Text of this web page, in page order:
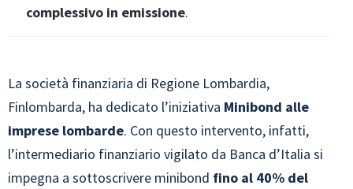
complessivo in emissione.
La società finanziaria di Regione Lombardia,
Finlombarda, ha dedicato l’iniziativa Minibond alle
imprese lombarde. Con questo intervento, infatti,
l’intermediario finanziario vigilato da Banca d’Italia si
impegna a sottoscrivere minibond fino al 40% del